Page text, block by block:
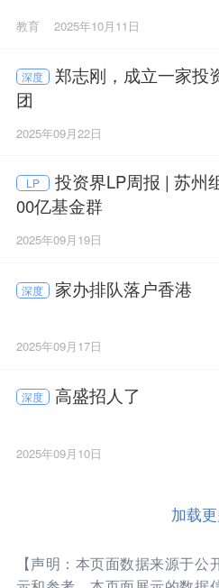
教育 2025年10月11日
深度
郑志刚，成立一家投
团
2025年09月22日
LP
投资界LP周报 | 苏州
00亿基金群
2025年09月19日
深度 家办排队落户香港
2025年09月17日
深度 高盛招人了
2025年09月10日
加载
【声明：本页面数据来源于